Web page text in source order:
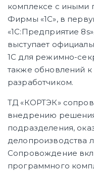
комплексе с иными
Фирмы «1С», в
«1С:Предприятие
выступает
1С для режимно-
также обновлений
разработчиком.
ТД «КОРТЭК»
внедрению
подразделения,
делопроизводства
Сопровождение
программного